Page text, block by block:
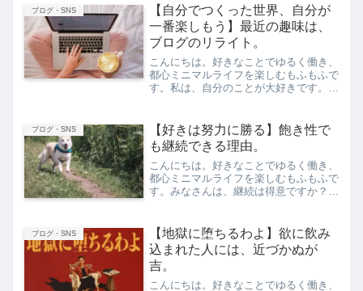
たよ。週6ペースの更新を続けて、記事
数は380本程度です。...
ブログ・SNS
【自分でつくった世界、自分が
一番楽しもう】最近の趣味は、
ブログのリライト。
こんにちは。好きなことでゆるく働き、
都心ミニマルライフを楽しむもふもふで
す。私は、自分のことが大好きです。こ
の世に自分の伝記がでるようなことがあ
れば（絶対ないけど）、私は...
ブログ・SNS
【好きは努力に勝る】飽き性で
も継続できる理由。
こんにちは。好きなことでゆるく働き、
都心ミニマルライフを楽しむもふもふで
す。みなさんは、継続は得意ですか？私
ません。筋トレも２日で挫折したよ。今
回は、私が継続している仕...
ブログ・SNS
【地獄に堕ちるわよ】欲に飲み
込まれた人には、近づかぬが
吉。
こんにちは。好きなことでゆるく働き、